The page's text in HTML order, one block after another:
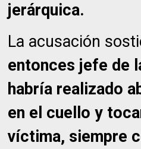
jerárquica.
La acusación
entonces jefe de
habría realizado
en el cuello y
víctima, siempre